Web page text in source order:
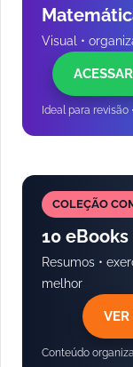
Visual •
Ideal para revisão
COLEÇÃO
10
Resumos •
melhor
Conteúdo